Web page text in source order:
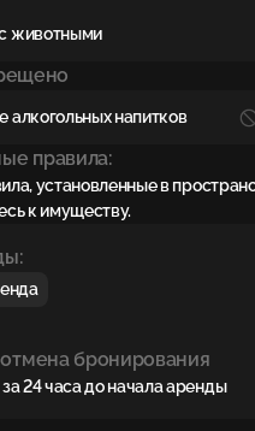
животными
алкогольных напитков
правила:
установленные в
к имуществу.
бронирования
24 часа до начала аренды